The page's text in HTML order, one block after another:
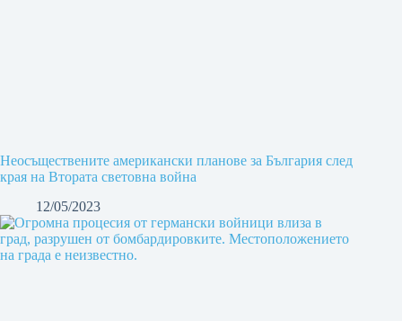
Неосъществените американски планове за България след
края на Втората световна война
12/05/2023